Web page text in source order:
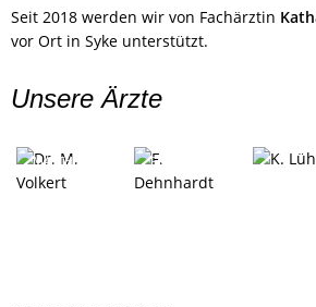
Seit 2018 werden wir von Fachärztin
vor Ort in Syke unterstützt.
Unsere Ärzte
DR. MED.
MATTHIAS
VOLKERT, FEBO
DR. MED.
FRANK
DEHNHARDT
FEBO